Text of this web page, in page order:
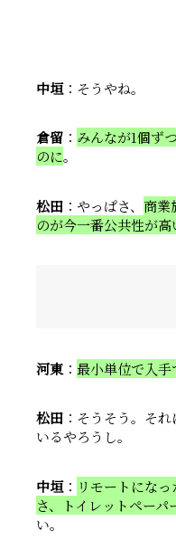
中垣：そうやね。
倉留 ： みんなが1個ず
のに。
松田 ：やっぱさ、 商業
のが今一番公共性が
河東 ： 最小単位で入手
松田 ：そうそう。そ
いるやろうし。
中垣： リモートにな
さ、トイレットペー
い。